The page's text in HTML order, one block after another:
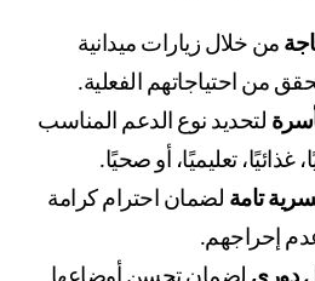
من خلال زيارات ميدانية
احتياجاتهم الفعلية.
لتحديد نوع الدعم المناسب
تعليميًا، أو صحيًا.
تامة
إحراجهم.